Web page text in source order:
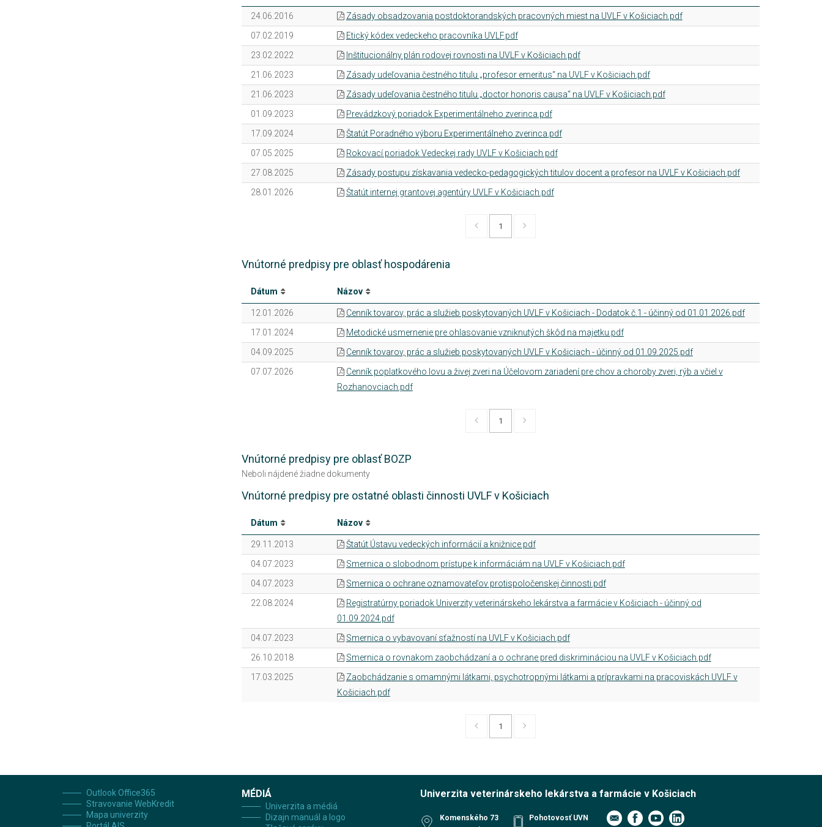
24.06.2016
Zásady obsadzovania postdoktorandských pracovných miest na UVLF v Košiciach.pdf
07.02.2019
Etický kódex vedeckeho pracovníka UVLF.pdf
23.02.2022
Inštitucionálny plán rodovej rovnosti na UVLF v Košiciach.pdf
21.06.2023
Zásady udeľovania čestného titulu „profesor emeritus“ na UVLF v Košiciach.pdf
21.06.2023
Zásady udeľovania čestného titulu „doctor honoris causa“ na UVLF v Košiciach.pdf
01.09.2023
Prevádzkový poriadok Experimentálneho zverinca.pdf
17.09.2024
Štatút Poradného výboru Experimentálneho zverinca.pdf
07.05.2025
Rokovací poriadok Vedeckej rady UVLF v Košiciach.pdf
27.08.2025
Zásady postupu získavania vedecko-pedagogických titulov docent a profesor na UVLF v Košiciach.pdf
28.01.2026
Štatút internej grantovej agentúry UVLF v Košiciach.pdf
1
Vnútorné predpisy pre oblasť hospodárenia
Dátum Názov
12.01.2026
Cenník tovarov, prác a služieb poskytovaných UVLF v Košiciach - Dodatok č.1 - účinný od 01.01.2026.pdf
17.01.2024
Metodické usmernenie pre ohlasovanie vzniknutých škôd na majetku.pdf
04.09.2025
Cenník tovarov, prác a služieb poskytovaných UVLF v Košiciach - účinný od 01.09.2025.pdf
07.07.2026
Cenník poplatkového lovu a živej zveri na Účelovom zariadení pre chov a choroby zveri, rýb a včiel v
Rozhanovciach.pdf
1
Vnútorné predpisy pre oblasť BOZP
Neboli nájdené žiadne dokumenty
Vnútorné predpisy pre ostatné oblasti činnosti UVLF v Košiciach
Dátum Názov
29.11.2013
Štatút Ústavu vedeckých informácií a knižnice.pdf
04.07.2023
Smernica o slobodnom prístupe k informáciám na UVLF v Košiciach.pdf
04.07.2023
Smernica o ochrane oznamovateľov protispoločenskej činnosti.pdf
22.08.2024
Registratúrny poriadok Univerzity veterinárskeho lekárstva a farmácie v Košiciach - účinný od
01.09.2024.pdf
04.07.2023
Smernica o vybavovaní sťažností na UVLF v Košiciach.pdf
26.10.2018
Smernica o rovnakom zaobchádzaní a o ochrane pred diskrimináciou na UVLF v Košiciach.pdf
17.03.2025
Zaobchádzanie s omamnými látkami, psychotropnými látkami a prípravkami na pracoviskách UVLF v
Košiciach.pdf
1
Outlook Office365
Stravovanie WebKredit
Mapa univerzity
MÉDIÁ
Univerzita a médiá
Dizajn manuál a logo
Univerzita veterinárskeho lekárstva a farmácie v Košiciach
Komenského 73
Pohotovosť UVN